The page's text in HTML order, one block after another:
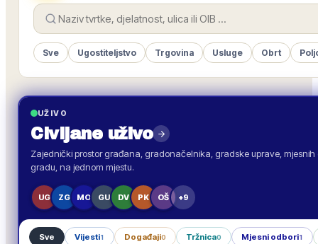
Sve Ugostiteljstvo Trgovina Usluge Obrt
UŽIVO
Civljaneuživo
Zajednički prostor građana, gradonačelnika, gradske uprave,
gradu, na jednom mjestu.
UG ZG MO GU DV PK OŠ +9
Sve Vijesti1 Događaji0 Tržnica0 Mjesni odbori1